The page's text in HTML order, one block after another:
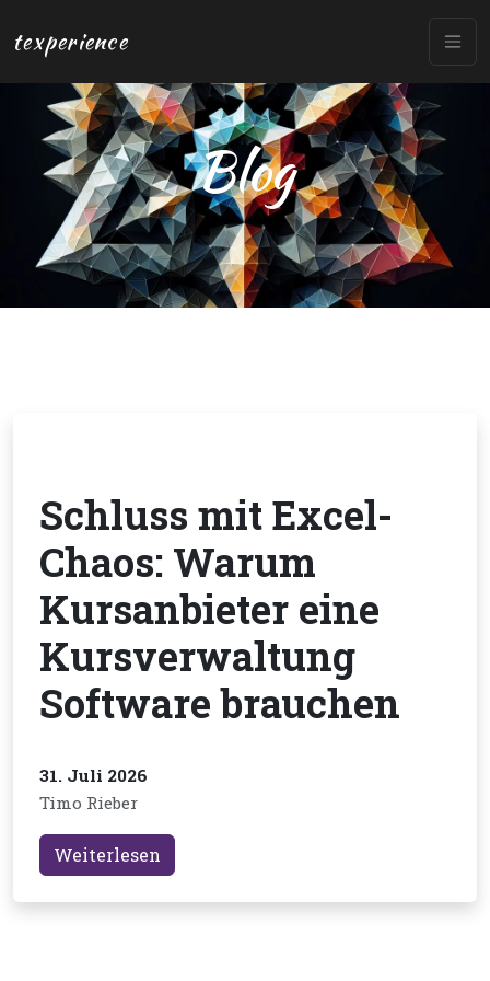
texperience
Blog
Schluss mit Excel-
Chaos: Warum
Kursanbieter eine
Kursverwaltung
Software brauchen
31. Juli 2026
Timo Rieber
Weiterlesen